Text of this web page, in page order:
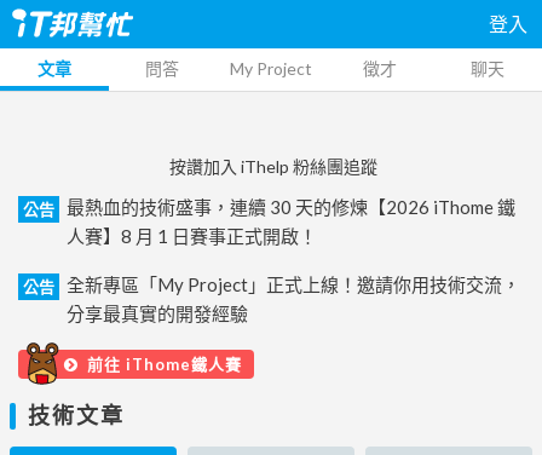
登入
文章 問答 My Project 徵才 聊天
按讚加入 iThelp 粉絲團追蹤
公告
最熱血的技術盛事，連續 30 天的修煉【2026 iThome 鐵
人賽】8 月 1 日賽事正式開啟！
公告
全新專區「My Project」正式上線！邀請你用技術交流，
分享最真實的開發經驗
前往 iThome鐵人賽
技術文章